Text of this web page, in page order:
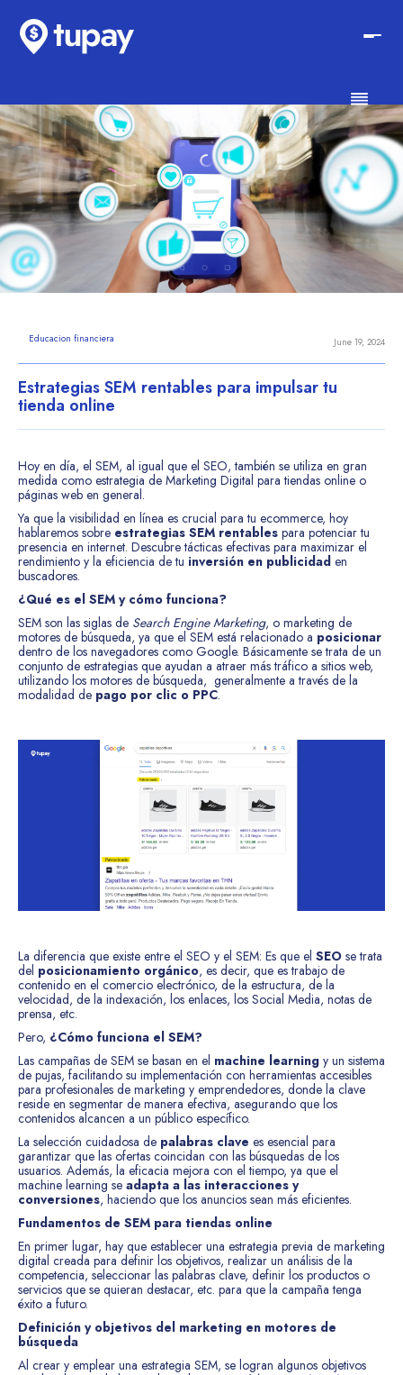
Educacion financiera June 19, 2024
Estrategias SEM rentables para impulsar tu
tienda online
Hoy en día, el SEM, al igual que el SEO, también se utiliza en gran
medida como estrategia de Marketing Digital para tiendas online o
páginas web en general.
Ya que la visibilidad en línea es crucial para tu ecommerce, hoy
hablaremos sobre estrategias SEM rentables para potenciar tu
presencia en internet. Descubre tácticas efectivas para maximizar el
rendimiento y la eficiencia de tu inversión en publicidad en
buscadores.
¿Qué es el SEM y cómo funciona?
SEM son las siglas de Search Engine Marketing, o marketing de
motores de búsqueda, ya que el SEM está relacionado a posicionar
dentro de los navegadores como Google. Básicamente se trata de un
conjunto de estrategias que ayudan a atraer más tráfico a sitios web,
utilizando los motores de búsqueda, generalmente a través de la
modalidad de pago por clic o PPC.
La diferencia que existe entre el SEO y el SEM: Es que el SEO se trata
del posicionamiento orgánico, es decir, que es trabajo de
contenido en el comercio electrónico, de la estructura, de la
velocidad, de la indexación, los enlaces, los Social Media, notas de
prensa, etc.
Pero, ¿Cómo funciona el SEM?
Las campañas de SEM se basan en el machine learning y un sistema
de pujas, facilitando su implementación con herramientas accesibles
para profesionales de marketing y emprendedores, donde la clave
reside en segmentar de manera efectiva, asegurando que los
contenidos alcancen a un público específico.
La selección cuidadosa de palabras clave es esencial para
garantizar que las ofertas coincidan con las búsquedas de los
usuarios. Además, la eficacia mejora con el tiempo, ya que el
machine learning se adapta a las interacciones y
conversiones, haciendo que los anuncios sean más eficientes.
Fundamentos de SEM para tiendas online
En primer lugar, hay que establecer una estrategia previa de marketing
digital creada para definir los objetivos, realizar un análisis de la
competencia, seleccionar las palabras clave, definir los productos o
servicios que se quieran destacar, etc. para que la campaña tenga
éxito a futuro.
Definición y objetivos del marketing en motores de
búsqueda
Al crear y emplear una estrategia SEM, se logran algunos objetivos